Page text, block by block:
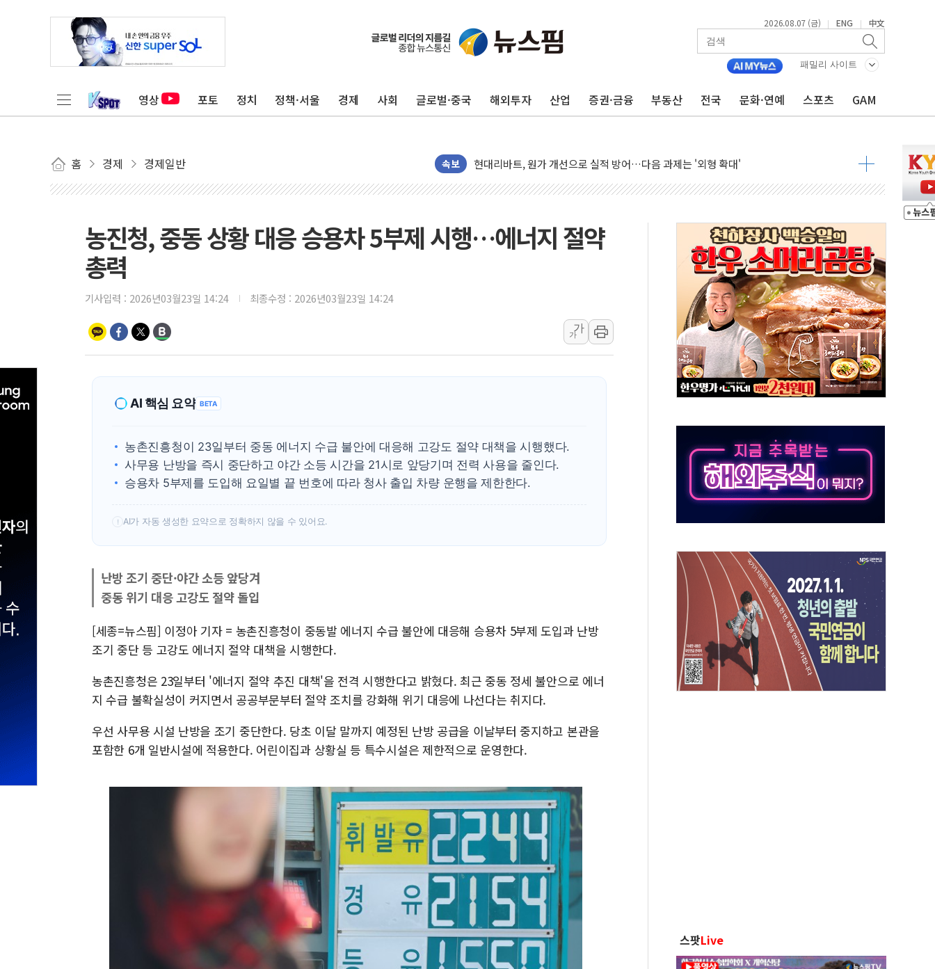
2026.08.07 (금) | ENG | 中文
패밀리 사이트
영상 포토 정치 정책·서울 경제 사회 글로벌·중국 해외투자 산업 증권·금융 부동산 전국 문화·연예 스포츠 GAM
홈 경제 경제일반 속보
트럼프, '원정출산 시민권 차단' 행정명령 서명…출생시민권 제한 재시동
현대리바트, 원가 개선으로 실적 방어…다음 과제는 '외형 확대'
"세금 부담 덜자"…비거주 1주택자 귀환 조짐에 전월세시장 '긴장'
[금/유가] 이란의 호르무즈 해협 통항 제한 검토에 유가 3% 급등…금값 보합
뉴욕증시, 유가·금리 부담에 하락…다우 5거래일 랠리 '마침표'
이란, 오만과 호르무즈 해협 재개방 합의 막바지.."美와 직접 협상 없어"
[민주 당권주자 일정] 송영길·정청래·김민석 후보 - 8월 7일
李대통령, 오늘 부동산 정책 점검 2차 회의…주택 공급 대책 막바지 조율할 듯
[오늘의 정치일정] 8월 7일(금)
[오늘의 국회일정] 상임위·세미나·기자회견·주요 정당 - 8월 7일
이란, 美·이스라엘 선박 호르무즈 통항 제한 추진…美 "통행 막을 권한 없어"
유럽증시, 견조한 실적 소화하며 대부분 상승… "2분기 기업 순이익 21% 증가" 전망
뉴욕증시 개장 전 특징주...모더나·아이온큐·도어대시↑ VS 샌디스크·피그마·앱러빈↓
김정관 장관 "영업이익 N% 성과급 반대…상법·자본시장법 개정 논의"
뉴욕증시 프리뷰, 미 주가선물 AI주 차익실현 속 혼조세...웨스턴디지털·샌디스크↓
농진청, 중동 상황 대응 승용차 5부제 시행…에너지 절약
총력
기사입력 : 2026년03월23일 14:24 최종수정 : 2026년03월23일 14:24
가
가
AI 핵심 요약 BETA
농촌진흥청이 23일부터 중동 에너지 수급 불안에 대응해 고강도 절약 대책을 시행했다.
사무용 난방을 즉시 중단하고 야간 소등 시간을 21시로 앞당기며 전력 사용을 줄인다.
승용차 5부제를 도입해 요일별 끝 번호에 따라 청사 출입 차량 운행을 제한한다.
! AI가 자동 생성한 요약으로 정확하지 않을 수 있어요.
난방 조기 중단·야간 소등 앞당겨
중동 위기 대응 고강도 절약 돌입
[세종=뉴스핌] 이정아 기자 = 농촌진흥청이 중동발 에너지 수급 불안에 대응해 승용차 5부제 도입과 난방
조기 중단 등 고강도 에너지 절약 대책을 시행한다.
농촌진흥청은 23일부터 '에너지 절약 추진 대책'을 전격 시행한다고 밝혔다. 최근 중동 정세 불안으로 에너
지 수급 불확실성이 커지면서 공공부문부터 절약 조치를 강화해 위기 대응에 나선다는 취지다.
우선 사무용 시설 난방을 조기 중단한다. 당초 이달 말까지 예정된 난방 공급을 이날부터 중지하고 본관을
포함한 6개 일반시설에 적용한다. 어린이집과 상황실 등 특수시설은 제한적으로 운영한다.
스팟Live